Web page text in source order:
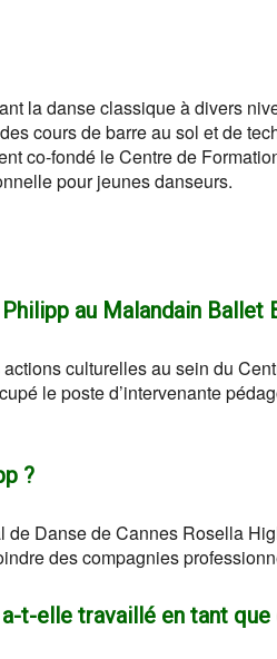
la danse classique à divers
cours de barre au sol et de
co-fondé le Centre de
pour jeunes danseurs.
au Malandain Ballet
culturelles au sein du
le poste d’intervenante
?
Danse de Cannes Rosella
des compagnies
t-elle travaillé en tant que